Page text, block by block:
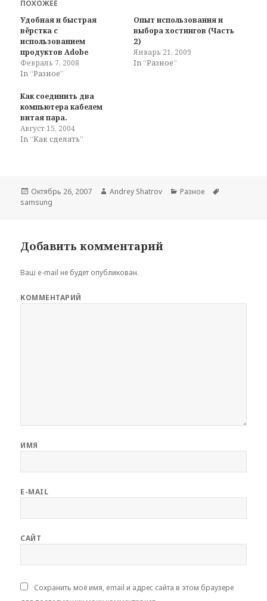
ПОХОЖЕЕ
Удобная и быстрая
вёрстка с
использованием
продуктов Adobe
Февраль 7, 2008
In “Разное”
Опыт использования и
выбора хостингов (Часть
2)
Январь 21, 2009
In “Разное”
Как соединить два
компьютера кабелем
витая пара.
Август 15, 2004
In “Как сделать”
Опубликовано
Октябрь 26, 2007 Автор
Andrey Shatrov Рубрики
Разное
samsung
Добавить комментарий
Ваш e-mail не будет опубликован.
КОММЕНТАРИЙ
ИМЯ
E-MAIL
САЙТ
Сохранить моё имя, email и адрес сайта в этом браузере